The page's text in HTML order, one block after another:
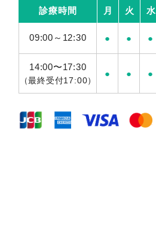
診療時間 月 火 水
09:00～12:30 ● ● ●
14:00〜17:30
（最終受付17:00）
● ● ●